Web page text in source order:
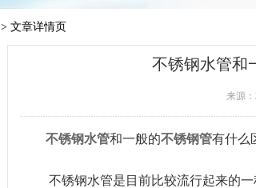
> 文章详情页
不锈钢水管和
来源：
不锈钢水管和一般的不锈钢管有什么
不锈钢水管是目前比较流行起来的一